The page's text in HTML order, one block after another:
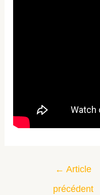
← Article
précédent